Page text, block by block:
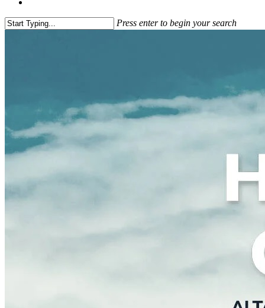
Press enter to begin your search